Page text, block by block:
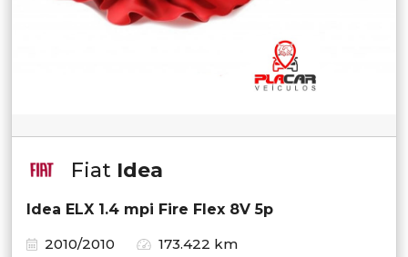
Fiat Idea
Idea ELX 1.4 mpi Fire Flex 8V 5p
2010/2010
173.422 km